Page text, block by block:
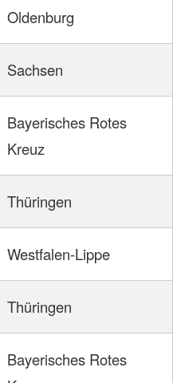
Oldenburg
Sachsen
Bayerisches Rotes
Kreuz
Thüringen
Westfalen-Lippe
Thüringen
Bayerisches Rotes